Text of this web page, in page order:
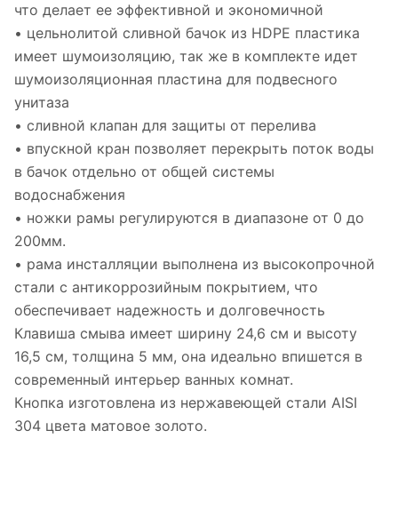
что делает ее эффективной и экономичной
• цельнолитой сливной бачок из HDPE пластика
имеет шумоизоляцию, так же в комплекте идет
шумоизоляционная пластина для подвесного
унитаза
• сливной клапан для защиты от перелива
• впускной кран позволяет перекрыть поток воды
в бачок отдельно от общей системы
водоснабжения
• ножки рамы регулируются в диапазоне от 0 до
200мм.
• рама инсталляции выполнена из высокопрочной
стали с антикоррозийным покрытием, что
обеспечивает надежность и долговечность
Клавиша смыва имеет ширину 24,6 см и высоту
16,5 см, толщина 5 мм, она идеально впишется в
современный интерьер ванных комнат.
Кнопка изготовлена из нержавеющей стали AISI
304 цвета матовое золото.